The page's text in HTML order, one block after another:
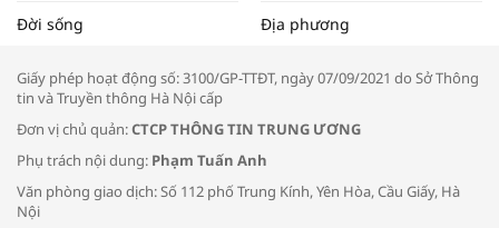
Tọa đàm “Xúc tiến thương mại: Khơi
Bác sĩ tư vấn cách phòng tránh bệnh
đường hô hấp trong thời tiết giao mùa
Đời sống Địa phương
Giấy phép hoạt động số: 3100/GP-TTĐT, ngày 07/09/2021 do Sở Thông
tin và Truyền thông Hà Nội cấp
Đơn vị chủ quản:CTCP THÔNG TIN TRUNG ƯƠNG
Phụ trách nội dung: Phạm Tuấn Anh
Văn phòng giao dịch: Số 112 phố Trung Kính, Yên Hòa, Cầu Giấy, Hà
Nội